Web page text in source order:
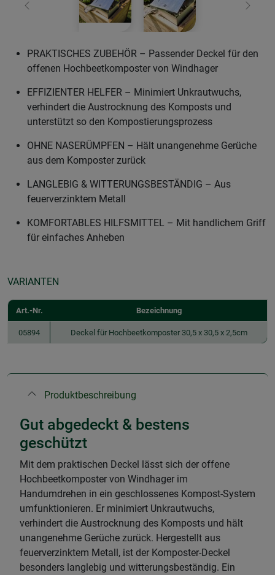
Zurück Weiter
PRAKTISCHES ZUBEHÖR – Passender Deckel für den
offenen Hochbeetkomposter von Windhager
EFFIZIENTER HELFER – Minimiert Unkrautwuchs,
verhindert die Austrocknung des Komposts und
unterstützt so den Kompostierungsprozess
OHNE NASERÜMPFEN – Hält unangenehme Gerüche
aus dem Komposter zurück
LANGLEBIG & WITTERUNGSBESTÄNDIG – Aus
feuerverzinktem Metall
KOMFORTABLES HILFSMITTEL – Mit handlichem Griff
für einfaches Anheben
VARIANTEN
Art.-Nr. Bezeichnung
05894 Deckel für Hochbeetkomposter 30,5 x 30,5 x 2,5cm
Produktbeschreibung
Gut abgedeckt & bestens
geschützt
Mit dem praktischen Deckel lässt sich der offene
Hochbeetkomposter von Windhager im
Handumdrehen in ein geschlossenes Kompost-System
umfunktionieren. Er minimiert Unkrautwuchs,
verhindert die Austrocknung des Komposts und hält
unangenehme Gerüche zurück. Hergestellt aus
feuerverzinktem Metall, ist der Komposter-Deckel
besonders langlebig und witterungsbeständig. Ein